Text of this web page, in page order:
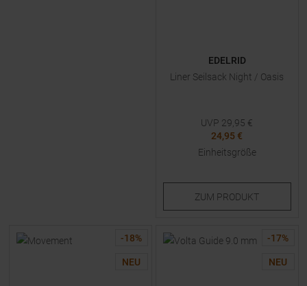
EDELRID
Liner Seilsack Night / Oasis
UVP 29,95 €
24,95 €
Einheitsgröße
ZUM PRODUKT
-18%
NEU
-17%
NEU